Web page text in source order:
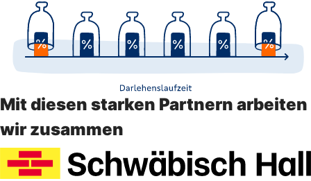
Mit diesen starken Partnern arbeiten
wir zusammen